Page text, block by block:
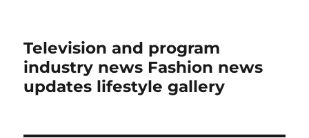
Television and program
industry news Fashion news
updates lifestyle gallery